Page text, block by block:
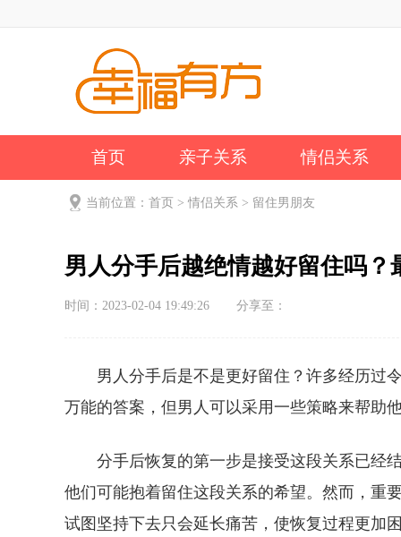
首页 亲子关系 情侣关系
公司新闻 关于我们
当前位置： 首页 > 情侣关系 > 留住男朋友
男人分手后越绝情越好留住吗
时间：2023-02-04 19:49:26 分享至：
男人分手后是不是更好留住？许多经历过
万能的答案，但男人可以采用一些策略来帮助
分手后恢复的第一步是接受这段关系已经
他们可能抱着留住这段关系的希望。然而，重
试图坚持下去只会延长痛苦，使恢复过程更加